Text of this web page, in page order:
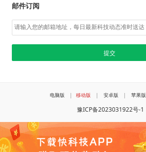
邮件订阅
电脑版 | 移动版 | 安卓版 | 苹果版
豫ICP备2023031922号-1